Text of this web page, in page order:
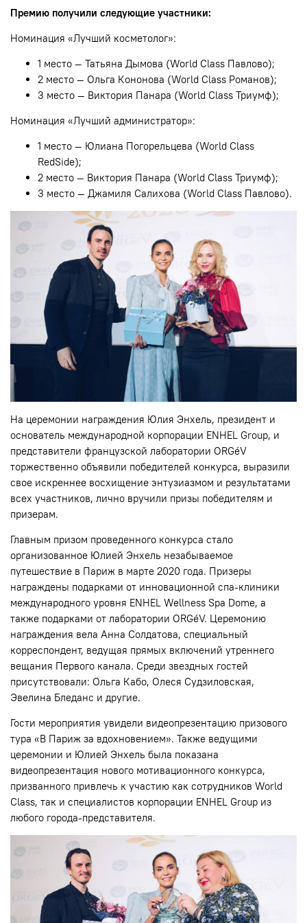
Премию получили следующие участники:
Номинация «Лучший косметолог»:
1 место — Татьяна Дымова (World Class Павлово);
2 место — Ольга Кононова (World Class Романов);
3 место — Виктория Панара (World Class Триумф);
Номинация «Лучший администратор»:
1 место — Юлиана Погорельцева (World Class
RedSide);
2 место — Виктория Панара (World Class Триумф);
3 место — Джамиля Салихова (World Class Павлово).
На церемонии награждения Юлия Энхель, президент и
основатель международной корпорации ENHEL Group, и
представители французской лаборатории ORGéV
торжественно объявили победителей конкурса, выразили
свое искреннее восхищение энтузиазмом и результатами
всех участников, лично вручили призы победителям и
призерам.
Главным призом проведенного конкурса стало
организованное Юлией Энхель незабываемое
путешествие в Париж в марте 2020 года. Призеры
награждены подарками от инновационной спа-клиники
международного уровня ENHEL Wellness Spa Dome, а
также подарками от лаборатории ORGéV. Церемонию
награждения вела Анна Солдатова, специальный
корреспондент, ведущая прямых включений утреннего
вещания Первого канала. Среди звездных гостей
присутствовали: Ольга Кабо, Олеся Судзиловская,
Эвелина Бледанс и другие.
Гости мероприятия увидели видеопрезентацию призового
тура «В Париж за вдохновением». Также ведущими
церемонии и Юлией Энхель была показана
видеопрезентация нового мотивационного конкурса,
призванного привлечь к участию как сотрудников World
Class, так и специалистов корпорации ENHEL Group из
любого города-представителя.